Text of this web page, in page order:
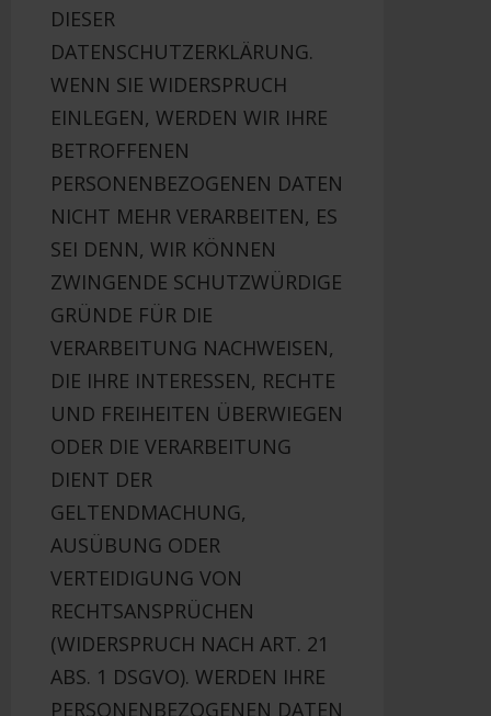
DIESER
DATENSCHUTZERKLÄRUNG.
WENN SIE WIDERSPRUCH
EINLEGEN, WERDEN WIR IHRE
BETROFFENEN
PERSONENBEZOGENEN DATEN
NICHT MEHR VERARBEITEN, ES
SEI DENN, WIR KÖNNEN
ZWINGENDE SCHUTZWÜRDIGE
GRÜNDE FÜR DIE
VERARBEITUNG NACHWEISEN,
DIE IHRE INTERESSEN, RECHTE
UND FREIHEITEN ÜBERWIEGEN
ODER DIE VERARBEITUNG
DIENT DER
GELTENDMACHUNG,
AUSÜBUNG ODER
VERTEIDIGUNG VON
RECHTSANSPRÜCHEN
(WIDERSPRUCH NACH ART. 21
ABS. 1 DSGVO). WERDEN IHRE
PERSONENBEZOGENEN DATEN